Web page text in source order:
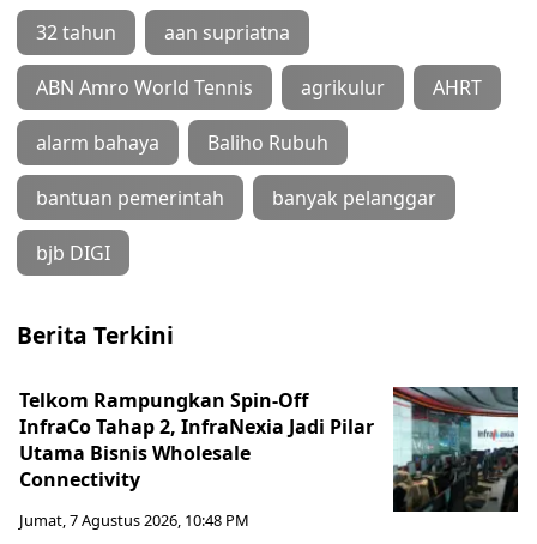
32 tahun aan supriatna
ABN Amro World Tennis agrikulur AHRT
alarm bahaya Baliho Rubuh
bantuan pemerintah banyak pelanggar
bjb DIGI
Berita Terkini
Telkom Rampungkan Spin-Off
InfraCo Tahap 2, InfraNexia Jadi Pilar
Utama Bisnis Wholesale
Connectivity
Jumat, 7 Agustus 2026, 10:48 PM